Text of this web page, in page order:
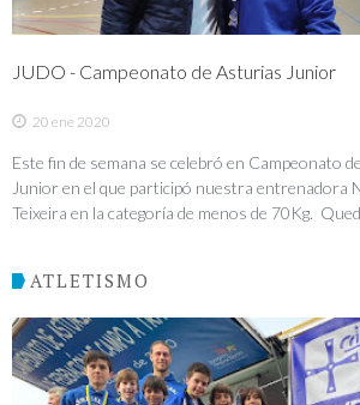
JUDO - Campeonato de Asturias Junior
20 ene 2020
Este fin de semana se celebró en Campeonato
Junior en el que participó nuestra entrenadora
Teixeira en la categoría de menos de 70Kg.
ATLETISMO